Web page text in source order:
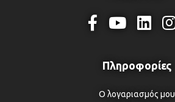
Ο λογαριασμός μου